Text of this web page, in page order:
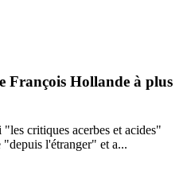
François Hollande à plus
critiques acerbes et acides"
l'étranger" et a...